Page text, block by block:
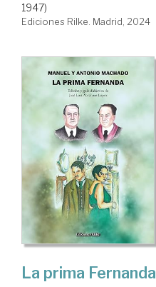
1947)
Ediciones Rilke. Madrid, 2024
La prima Fernanda